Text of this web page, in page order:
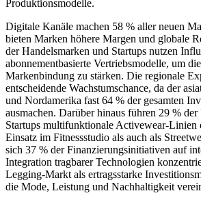
Produktionsmodelle.
Digitale Kanäle machen 58 % aller neuen
bieten Marken höhere Margen und globale
der Handelsmarken und Startups nutzen
abonnementbasierte Vertriebsmodelle, um
Markenbindung zu stärken. Die regionale
entscheidende Wachstumschance, da der
und Nordamerika fast 64 % der gesamten
ausmachen. Darüber hinaus führen 29 %
Startups multifunktionale Activewear-Linien
Einsatz im Fitnessstudio als auch als
sich 37 % der Finanzierungsinitiativen auf
Integration tragbarer Technologien
Legging-Markt als ertragsstarke
die Mode, Leistung und Nachhaltigkeit